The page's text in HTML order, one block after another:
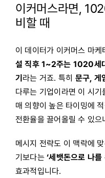
이커머스라면,
비할 때
이 데이터가 이커머스 마
설 직후 1~2주는 1020세
기라는 거죠. 특히 문구, 게
다루는 기업이라면 이 시
매 의향이 높은 타이밍에
전환율을 끌어올릴 수 있으
메시지 전략도 이 맥락에
기보다는‘세뱃돈으로 나
효과적입니다.